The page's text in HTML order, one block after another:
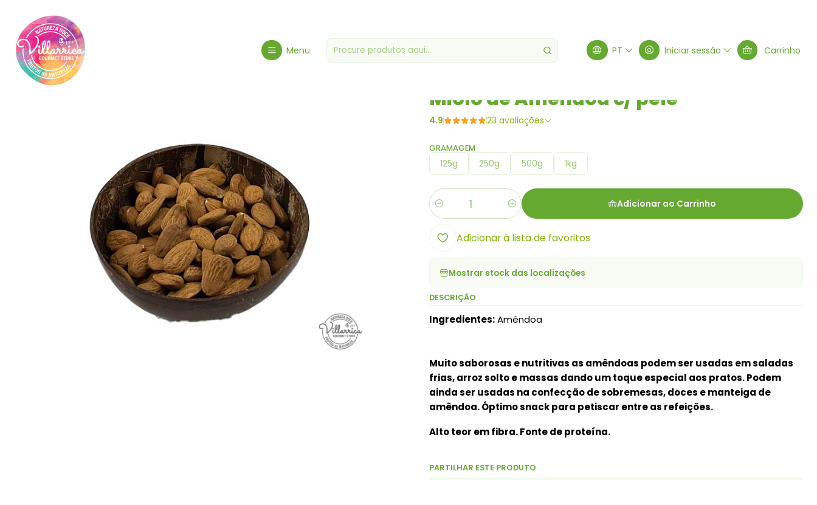
Menu PT Iniciar sessão Carrinho
Miolo de Amêndoa c/ pele
4.9 23 avaliações
GRAMAGEM
125g 250g 500g 1kg
Quantidade Adicionar ao Carrinho
Adicionar à lista de favoritos
Mostrar stock das localizações
DESCRIÇÃO
Ingredientes:Amêndoa
Muito saborosas e nutritivas as amêndoas podem ser usadas em saladas
frias, arroz solto e massas dando um toque especial aos pratos. Podem
ainda ser usadas na confecção de sobremesas, doces e manteiga de
amêndoa. Óptimo snack para petiscar entre as refeições.
Alto teor em fibra. Fonte de proteína.
PARTILHAR ESTE PRODUTO